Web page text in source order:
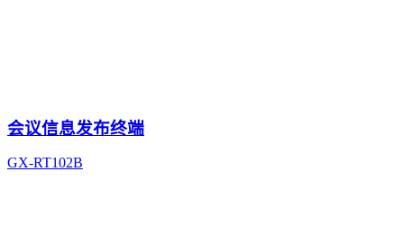
会议信息发布终端
GX-RT102B